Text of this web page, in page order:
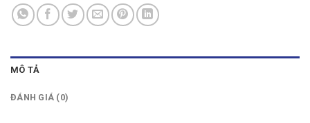
MÔ TẢ
ĐÁNH GIÁ (0)